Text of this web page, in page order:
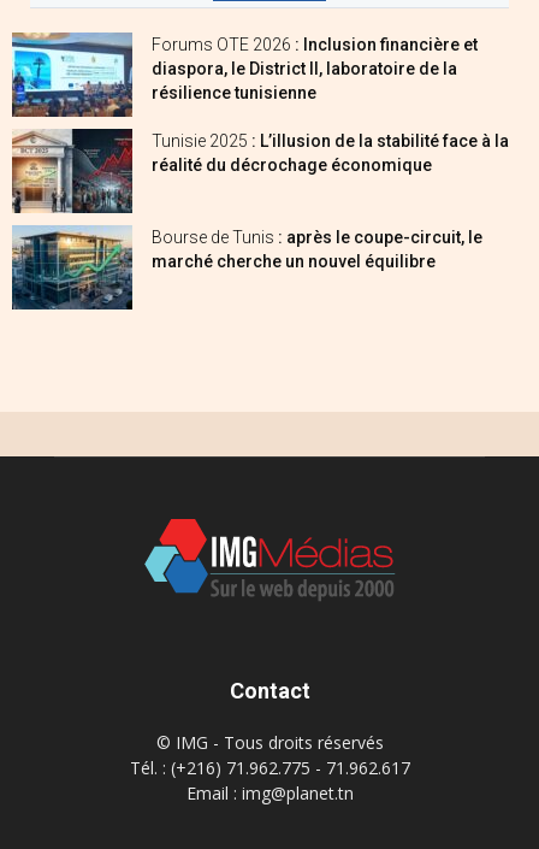
Forums OTE 2026 : Inclusion financière et
diaspora, le District II, laboratoire de la
résilience tunisienne
Tunisie 2025 : L’illusion de la stabilité face à la
réalité du décrochage économique
Bourse de Tunis : après le coupe-circuit, le
marché cherche un nouvel équilibre
Contact
© IMG - Tous droits réservés
Tél. : (+216) 71.962.775 - 71.962.617
Email : img@planet.tn